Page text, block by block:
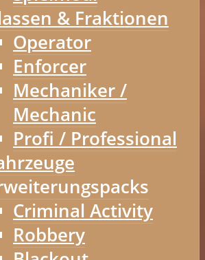
& Fraktionen
Operator
Enforcer
Mechaniker /
Mechanic
Profi / Professional
Criminal Activity
Robbery